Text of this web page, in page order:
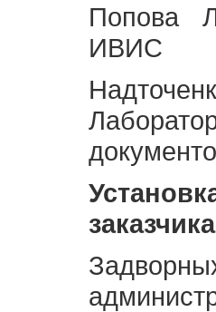
Попова
ИВИС
заказчика